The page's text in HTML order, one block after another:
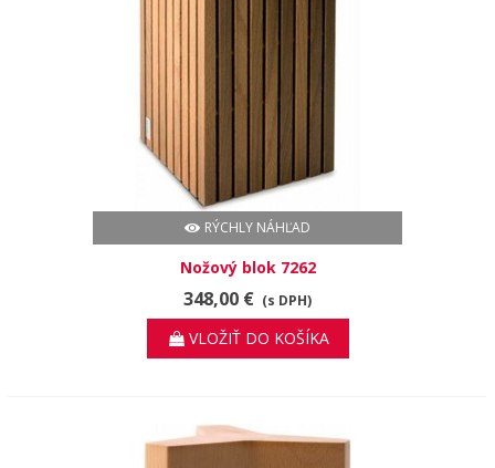
RÝCHLY NÁHĽAD
Nožový blok 7262
348,00 € (s DPH)
VLOŽIŤ DO KOŠÍKA